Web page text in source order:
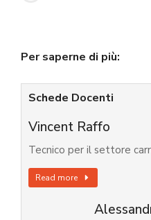
Per saperne di più:
Schede Docenti
Vincent Raffo
Tecnico per il settore
Read more